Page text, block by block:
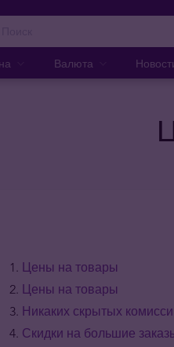
Валюта
Цены на товары
Цены на товары
Никаких скрытых
Скидки на большие